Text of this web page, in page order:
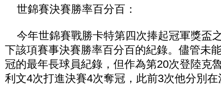
世錦賽決賽勝率百分百：
今年世錦賽戰勝卡特第四次捧起冠軍獎盃
下該項賽事決賽勝率百分百的紀錄。儘管未
冠的最年長球員紀錄，但作為第20次登陸克
利文4次打進決賽4次奪冠，此前3次他分別